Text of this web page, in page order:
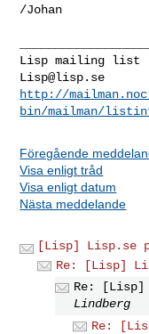
/Johan
Lisp@lisp.se
http://
bin/mailman/
Föregående
Visa enligt tråd
Visa enligt datum
Nästa meddelande
[Lisp] Lisp.se
Re: [Lisp]
Re: [Lisp]
Lindberg
Re: